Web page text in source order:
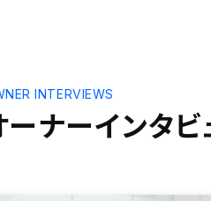
ーナーインタビ
INTERVIEWS